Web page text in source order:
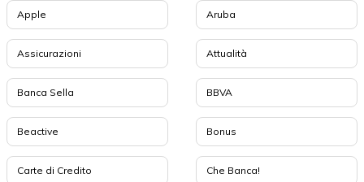
Apple Aruba
Assicurazioni Attualità
Banca Sella BBVA
Beactive Bonus
Carte di Credito Che Banca!